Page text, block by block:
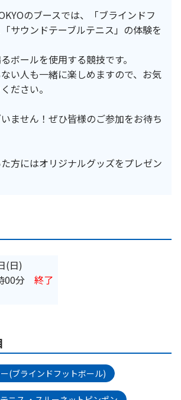
のブースでは、「ブラインドフ
サウンドテーブルテニス」の体験を
ボールを使用する競技です。
い人も一緒に楽しめますので、お気
ださい。
ません！ぜひ皆様のご参加をお待ち
方にはオリジナルグッズをプレゼン
(日)
00分
終了
(ブラインドフットボール)